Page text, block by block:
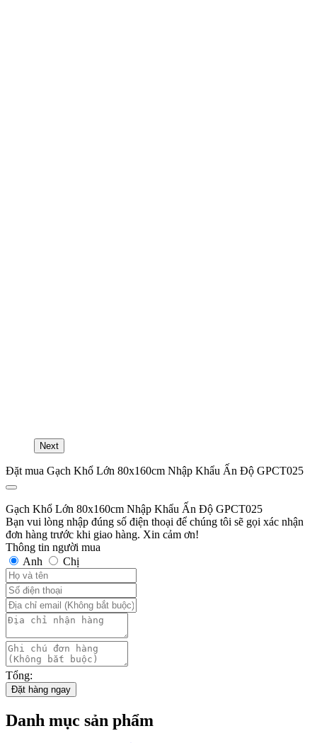
Next
Đặt mua Gạch Khổ Lớn 80x160cm Nhập Khẩu Ấn Độ GPCT025
Gạch Khổ Lớn 80x160cm Nhập Khẩu Ấn Độ GPCT025
Bạn vui lòng nhập đúng số điện thoại để chúng tôi sẽ gọi xác nhận
đơn hàng trước khi giao hàng. Xin cảm ơn!
Thông tin người mua
Anh
Chị
Tổng:
Đặt hàng ngay
Danh mục sản phẩm